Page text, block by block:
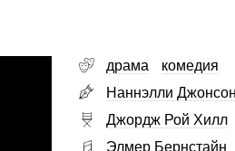
драма
комедия
Наннэлли Джонсон
Джордж Рой Хилл
Элмер Бернстайн